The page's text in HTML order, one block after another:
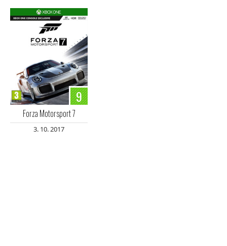
9
Forza Motorsport 7
3. 10. 2017